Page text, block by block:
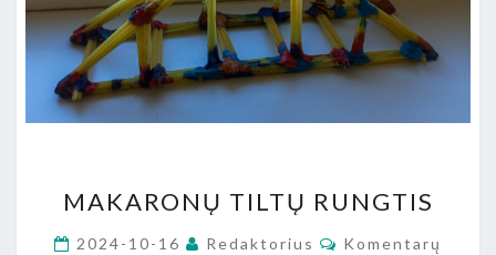
TILTŲ
MAKARONŲ TILTŲ RUNGTIS
2024-10-16 Redaktorius Komentarai
Komentarų